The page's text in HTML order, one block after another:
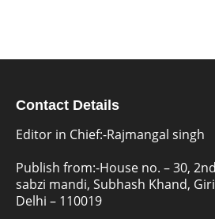
Contact Details
Editor in Chief:-Rajmangal singh
Publish from:-House no. – 30,
sabzi mandi, Subhash Khand,
Delhi – 110019